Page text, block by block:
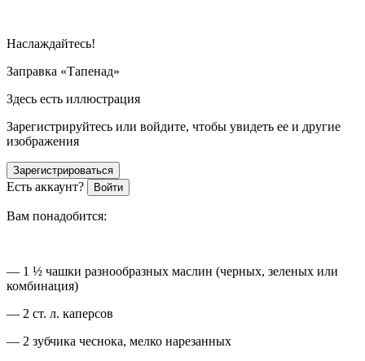
Наслаждайтесь!
Заправка «Тапенад»
Здесь есть иллюстрация
Зарегистрируйтесь или войдите, чтобы увидеть ее и другие
изображения
Зарегистрироваться
Есть аккаунт? Войти
Вам понадобится:
— 1 ½ чашки разнообразных маслин (черных, зеленых или
комбинация)
— 2 ст. л. каперсов
— 2 зубчика чеснока, мелко нарезанных